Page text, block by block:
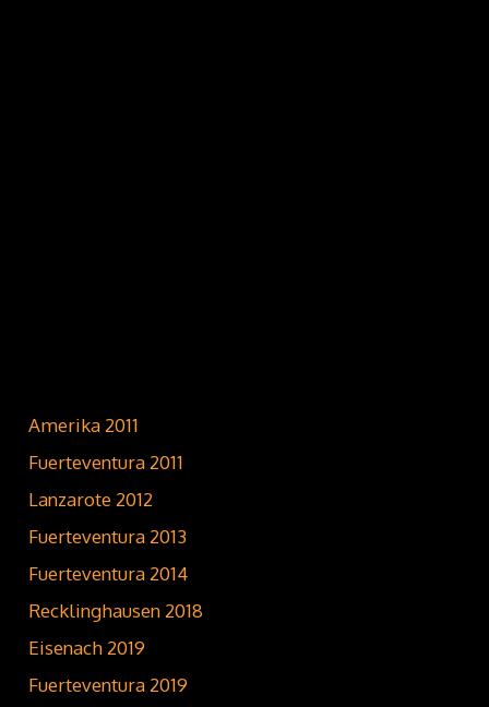
Amerika 2011
Fuerteventura 2011
Lanzarote 2012
Fuerteventura 2013
Fuerteventura 2014
Recklinghausen 2018
Eisenach 2019
Fuerteventura 2019